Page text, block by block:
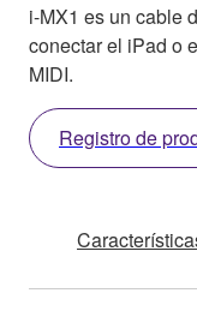
i-MX1 es un cable
conectar el iPad o
MIDI.
Registro de